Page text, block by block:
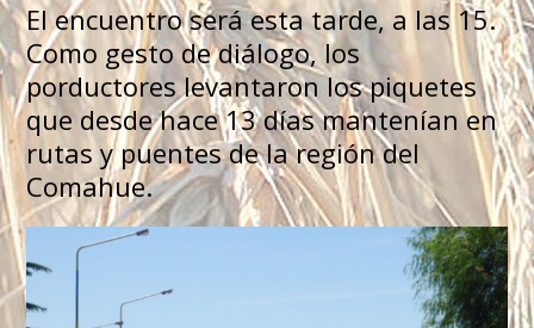
El encuentro será esta tarde, a las 15.
Como gesto de diálogo, los
porductores levantaron los piquetes
que desde hace 13 días mantenían en
rutas y puentes de la región del
Comahue.